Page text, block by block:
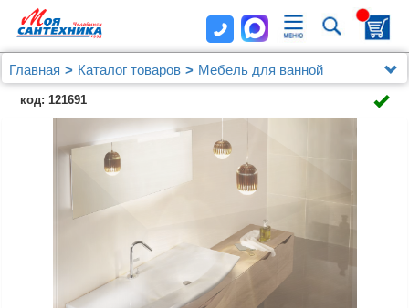
Главная Каталог товаров
Мебель для ванной
Jacob Delafon
Тумба Jacob Delafon Stillness EB2005 натуральный
код: 121691